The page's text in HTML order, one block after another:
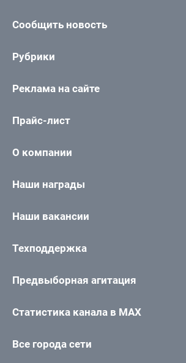
Сообщить новость
Рубрики
Реклама на сайте
Прайс-лист
О компании
Наши награды
Наши вакансии
Техподдержка
Предвыборная агитация
Статистика канала в MAX
Все города сети